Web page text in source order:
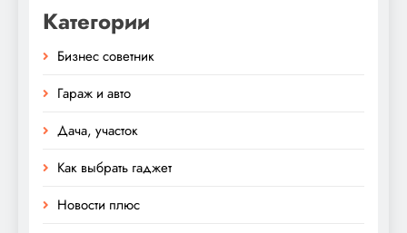
Категории
Бизнес советник
Гараж и авто
Дача, участок
Как выбрать гаджет
Новости плюс